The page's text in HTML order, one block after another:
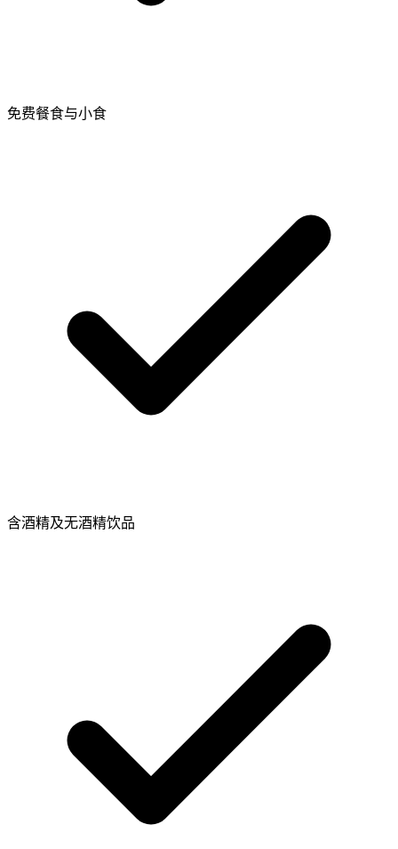
免费餐食与小食
含酒精及无酒精饮品